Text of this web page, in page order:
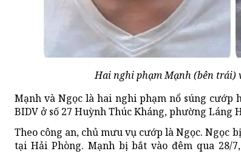
Hai nghi phạm Mạnh (bên trái)
Mạnh và Ngọc là hai nghi phạm nổ súng cướp
BIDV ở số 27 Huỳnh Thúc Kháng, phường Láng
Theo công an, chủ mưu vụ cướp là Ngọc. Ngọc
tại Hải Phòng. Mạnh bị bắt vào đêm qua